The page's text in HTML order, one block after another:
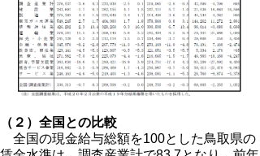
（２）全国との比較
全国の現金給与総額を100とした鳥取県の